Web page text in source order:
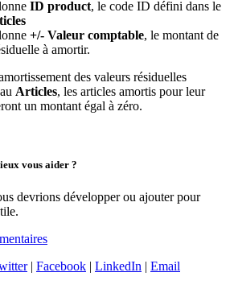
ID product, le code ID défini dans le
+/- Valeur comptable, le montant de
à amortir.
des valeurs résiduelles
Articles, les articles amortis pour leur
un montant égal à zéro.
vous aider ?
devrions développer ou ajouter pour
| Facebook | LinkedIn | Email